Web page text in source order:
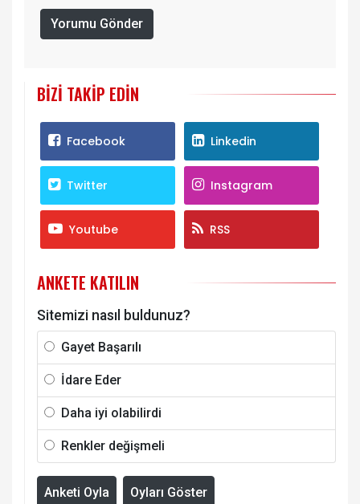
Yorumu Gönder
BIZI TAKIP EDIN
Facebook Linkedin
Twitter Instagram
Youtube RSS
ANKETE KATILIN
Sitemizi nasıl buldunuz?
Gayet Başarılı
İdare Eder
Daha iyi olabilirdi
Renkler değişmeli
Anketi Oyla Oyları Göster